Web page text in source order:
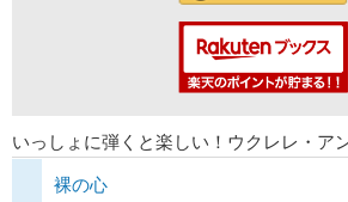
いっしょに弾くと楽しい！ウクレレ・ア
裸の心